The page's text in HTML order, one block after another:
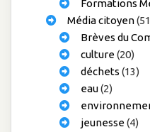
Formations
Média citoyen
Brèves du
culture(20)
déchets (13)
eau(2)
jeunesse(4)